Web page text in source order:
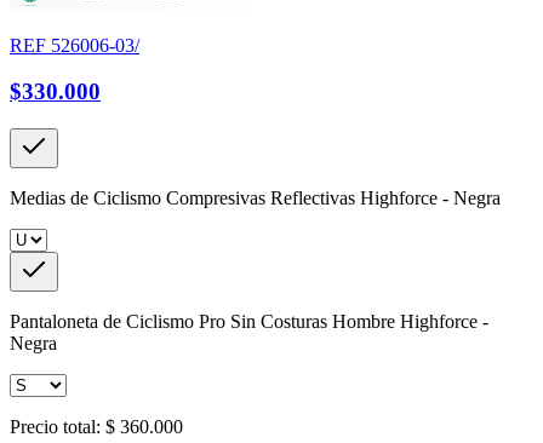
REF 526006-03/
$330.000
Medias de Ciclismo Compresivas Reflectivas Highforce - Negra
Pantaloneta de Ciclismo Pro Sin Costuras Hombre Highforce -
Negra
Precio total: $ 360.000